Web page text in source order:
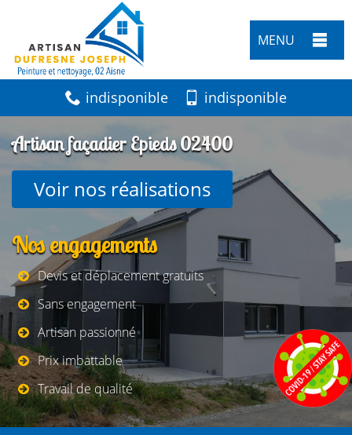
MENU
indisponible indisponible
Artisan façadier Epieds 02400
Voir nos réalisations
Nos engagements
Devis et déplacement gratuits
Sans engagement
Artisan passionné
Prix imbattable
Travail de qualité